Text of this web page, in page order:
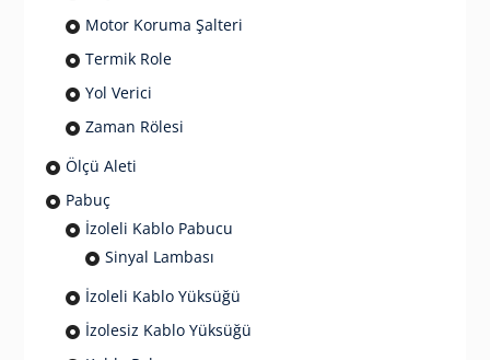
Motor Koruma Şalteri
Termik Role
Yol Verici
Zaman Rölesi
Ölçü Aleti
Pabuç
İzoleli Kablo Pabucu
Sinyal Lambası
İzoleli Kablo Yüksüğü
İzolesiz Kablo Yüksüğü